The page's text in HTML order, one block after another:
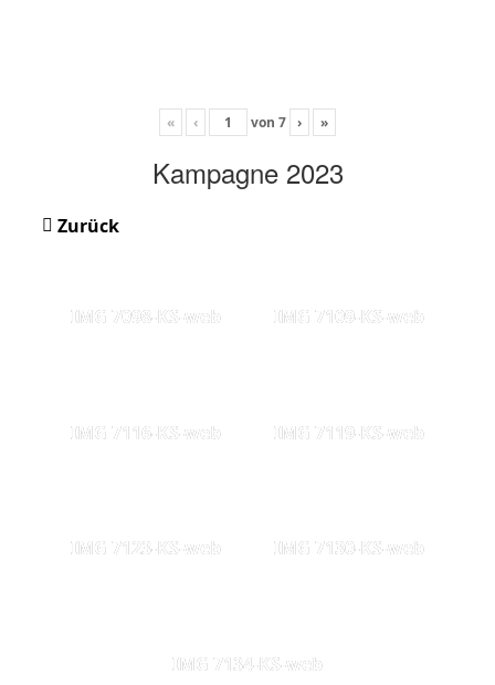
« ‹ von 7 › »
Kampagne 2023
Zurück
IMG 7098-KS-web IMG 7109-KS-web
IMG 7116-KS-web IMG 7119-KS-web
IMG 7123-KS-web IMG 7130-KS-web
IMG 7134-KS-web